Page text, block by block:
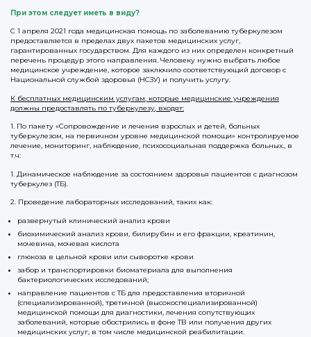
При этом следует иметь в виду?
С 1 апреля 2021 года медицинская помощь по заболеванию туберкулезом
предоставляется в пределах двух пакетов медицинских услуг,
гарантированных государством. Для каждого из них определен конкретный
перечень процедур этого направления. Человеку нужно выбрать любое
медицинское учреждение, которое заключило соответствующий договор с
Национальной службой здоровья (НСЗУ) и получить услугу.
К бесплатных медицинским услугам, которые медицинские учреждения
должны предоставлять по туберкулезу, входят:
1. По пакету «Сопровождение и лечения взрослых и детей, больных
туберкулезом, на первичном уровне медицинской помощи» контролируемое
лечение, мониторинг, наблюдение, психосоциальная поддержка больных., в
т.ч:
1. Динамическое наблюдение за состоянием здоровья пациентов с диагнозом
туберкулез (ТБ).
2. Проведение лабораторных исследований, таких как:
развернутый клинический анализ крови
биохимический анализ крови, билирубин и его фракции, креатинин,
мочевина, мочевая кислота
глюкоза в цельной крови или сыворотке крови
забор и транспортировки биоматериала для выполнения
бактериологических исследований;
направление пациентов с ТБ для предоставления вторичной
(специализированной), третичной (высокоспециализированной)
медицинской помощи для диагностики, лечения сопутствующих
заболеваний, которые обострились в фоне ТВ или получения других
медицинских услуг, в том числе медицинской реабилитации.